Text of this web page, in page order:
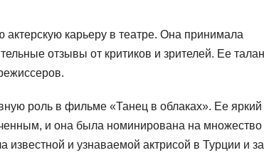
карьеру в театре. Она принимала
отзывы от критиков и зрителей. Ее
роль в фильме «Танец в облаках». Ее яркий
и она была номинирована на множество
известной и узнаваемой актрисой в Турции и за